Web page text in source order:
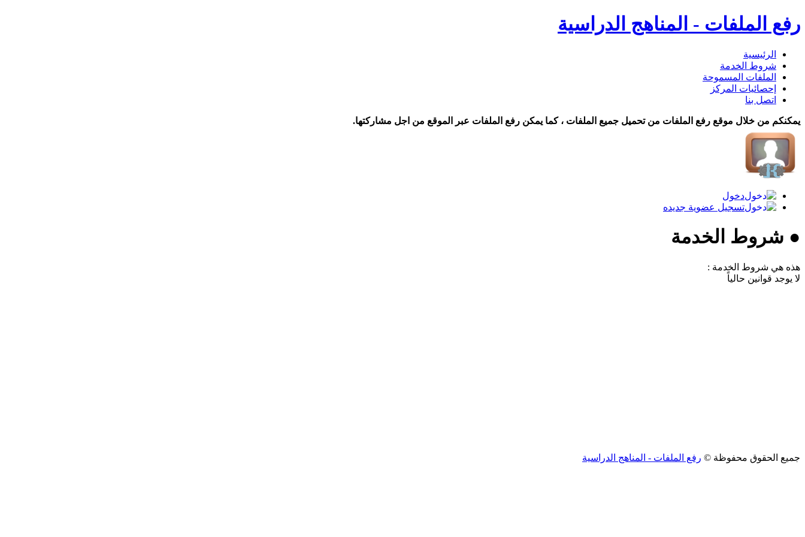
رفع الملفات - المناهج الدراسية
الرئيسية
شروط الخدمة
الملفات المسموحة
إحصائيات المركز
اتصل بنا
يمكنكم من خلال موقع رفع الملفات من تحميل جميع الملفات ، كما يمكن رفع الملفات عبر الموقع من اجل مشاركتها.
دخول
تسجيل عضوية جديده
● شروط الخدمة
هذه هي شروط الخدمة :
لا يوجد قوانين حالياً
جميع الحقوق محفوظة © رفع الملفات - المناهج الدراسية